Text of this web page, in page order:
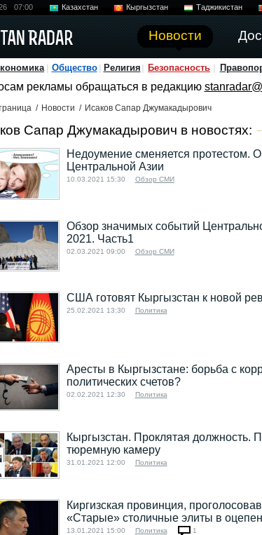
07:00 Казахстан Кыргызстан Таджикистан
Новости
Общество Религия Безопасность
рекламы обращаться в редакцию
/ Новости / Исаков Сапар Джумакадырович
Сапар Джумакадырович в новостях:
Недоумение сменяется протестом.
Центральной Азии
10.03.2021 15:30 Обзор СМИ
Обзор значимых событий
2021. Часть1
02.03.2021 09:00 Обзор СМИ
США готовят Кыргызстан к новой
25.02.2021 13:30 Политика
Аресты в Кыргызстане: борьба с
политических счетов?
02.02.2021 12:30 Политика
Кыргызстан. Проклятая должность.
тюремную камеру
31.01.2021 12:00 Политика
Киргизская провинция,
«Старые» столичные элиты в
13.01.2021 15:00 Политика 1